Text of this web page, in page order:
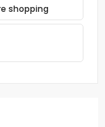
shopping